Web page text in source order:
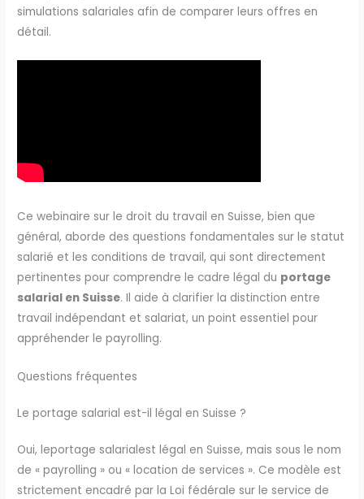
simulations salariales afin de comparer leurs offres en
détail.
Ce webinaire sur le droit du travail en Suisse, bien que
général, aborde des questions fondamentales sur le statut
salarié et les conditions de travail, qui sont directement
pertinentes pour comprendre le cadre légal du portage
salarial en Suisse. Il aide à clarifier la distinction entre
travail indépendant et salariat, un point essentiel pour
appréhender le payrolling.
Questions fréquentes
Le portage salarial est-il légal en Suisse ?
Oui, leportage salarialest légal en Suisse, mais sous le nom
de « payrolling » ou « location de services ». Ce modèle est
strictement encadré par la Loi fédérale sur le service de